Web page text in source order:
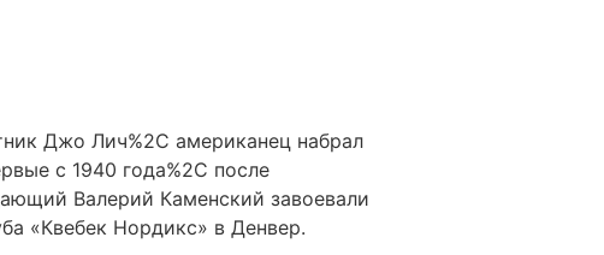
Джо Лич%2C американец набрал
с 1940 года%2C после
Валерий Каменский завоевали
«Квебек Нордикс» в Денвер.